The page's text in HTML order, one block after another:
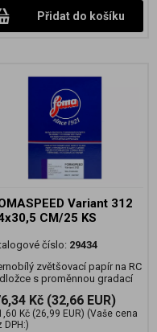
Přidat do košíku
Variant 312
CM/25 KS
číslo: 29434
zvětšovací papír na RC
s proměnnou gradací
Kč (32,66 EUR)
Kč (26,99 EUR) (Vaše cena
DPH:)